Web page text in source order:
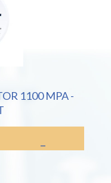
1100 MPA -
–